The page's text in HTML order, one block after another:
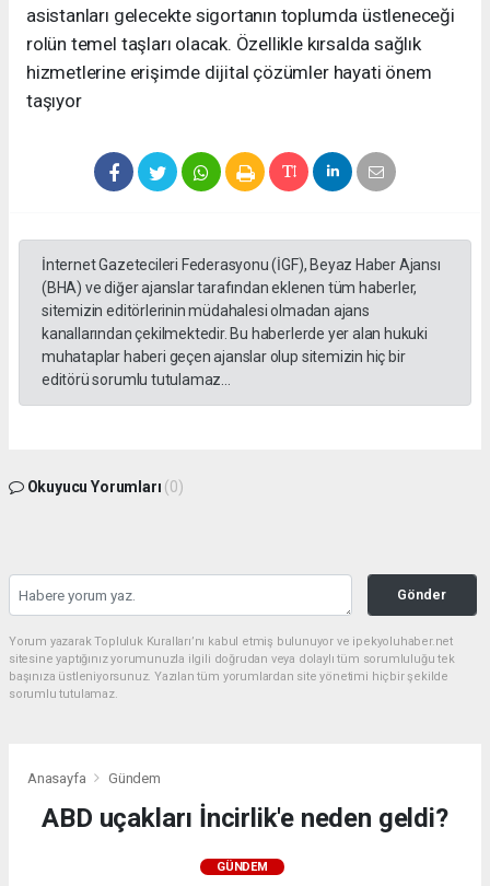
asistanları gelecekte sigortanın toplumda üstleneceği
rolün temel taşları olacak. Özellikle kırsalda sağlık
hizmetlerine erişimde dijital çözümler hayati önem
taşıyor
İnternet Gazetecileri Federasyonu (İGF), Beyaz Haber Ajansı
(BHA) ve diğer ajanslar tarafından eklenen tüm haberler,
sitemizin editörlerinin müdahalesi olmadan ajans
kanallarından çekilmektedir. Bu haberlerde yer alan hukuki
muhataplar haberi geçen ajanslar olup sitemizin hiç bir
editörü sorumlu tutulamaz...
Okuyucu Yorumları (0)
Gönder
Yorum yazarak Topluluk Kuralları’nı kabul etmiş bulunuyor ve ipekyoluhaber.net
sitesine yaptığınız yorumunuzla ilgili doğrudan veya dolaylı tüm sorumluluğu tek
başınıza üstleniyorsunuz. Yazılan tüm yorumlardan site yönetimi hiçbir şekilde
sorumlu tutulamaz.
Anasayfa Gündem
ABD uçakları İncirlik'e neden geldi?
GÜNDEM